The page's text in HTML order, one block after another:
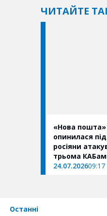
ЧИТАЙТЕ
«Нова пошта»
опинилася
росіяни
трьома
24.07.202609:17
Останні